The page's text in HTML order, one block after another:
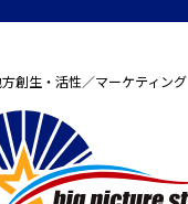
創生・活性／マーケティング